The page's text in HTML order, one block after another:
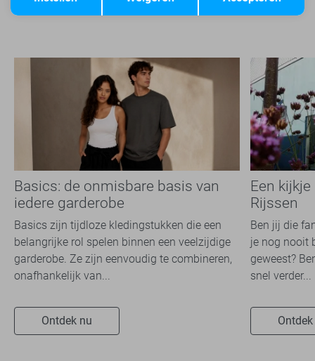
Basics: de onmisbare basis van
iedere garderobe
Basics zijn tijdloze kledingstukken die een
belangrijke rol spelen binnen een veelzijdige
garderobe. Ze zijn eenvoudig te combineren,
onafhankelijk van...
Ontdek nu
Een
Rijssen
Ben jij die
je nog nooit
geweest?
snel verder...